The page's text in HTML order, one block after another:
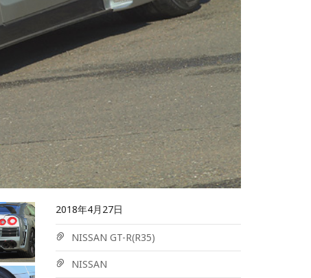
2018年4月27日
NISSAN GT-R(R35)
NISSAN